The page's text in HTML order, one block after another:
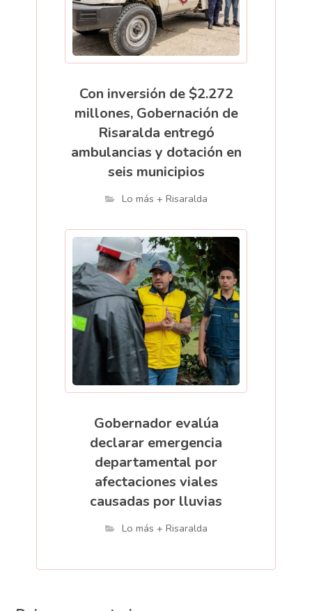
Con inversión de $2.272
millones, Gobernación de
Risaralda entregó
ambulancias y dotación en
seis municipios
Lo más + Risaralda
Gobernador evalúa
declarar emergencia
departamental por
afectaciones viales
causadas por lluvias
Lo más + Risaralda